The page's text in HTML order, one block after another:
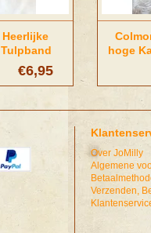
€6,95
hoge
Over JoMilly
Algemene
Verzenden,